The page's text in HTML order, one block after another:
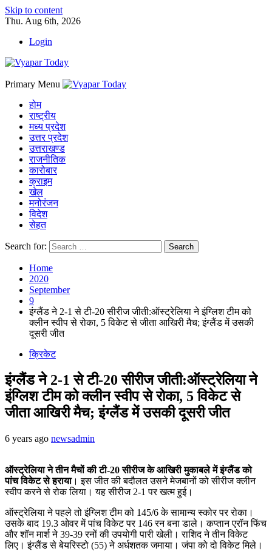
Skip to content
Thu. Aug 6th, 2026
Login
Primary Menu
होम
राष्ट्रीय
मध्य प्रदेश
उत्तर प्रदेश
उत्तराखण्ड
राजनीतिक
कारोबार
क्राइम
खेल
मनोरंजन
विदेश
सेहत
Search for:
Home
2020
September
9
इंग्लैंड ने 2-1 से टी-20 सीरीज जीती:ऑस्ट्रेलिया ने इंग्लिश टीम को
क्लीन स्वीप से रोका, 5 विकेट से जीता आखिरी मैच; इंग्लैंड में उसकी
दूसरी जीत
क्रिकेट
इंग्लैंड ने 2-1 से टी-20 सीरीज जीती:ऑस्ट्रेलिया ने
इंग्लिश टीम को क्लीन स्वीप से रोका, 5 विकेट से
जीता आखिरी मैच; इंग्लैंड में उसकी दूसरी जीत
6 years ago newsadmin
ऑस्ट्रेलिया ने तीन मैचों की टी-20 सीरीज के आखिरी मुकाबले में इंग्लैंड को
पांच विकेट से हराया। इस जीत की बदौलत उसने मेजबानों को सीरीज क्लीन
स्वीप करने से रोक लिया। यह सीरीज 2-1 पर खत्म हुई।
ऑस्ट्रेलिया ने पहले तो इंग्लिश टीम को 145/6 के सामान्य स्कोर पर रोका।
उसके बाद 19.3 ओवर में पांच विकेट पर 146 रन बना डाले। कप्तान एरॉन फिंच
और शॉन मार्श ने 39-39 रनों की उपयोगी पारी खेली। राशिद ने तीन विकेट
लिए। इंग्लैंड से बेयरिस्टो (55) ने अर्धशतक जमाया। जंपा को दो विकेट मिले।